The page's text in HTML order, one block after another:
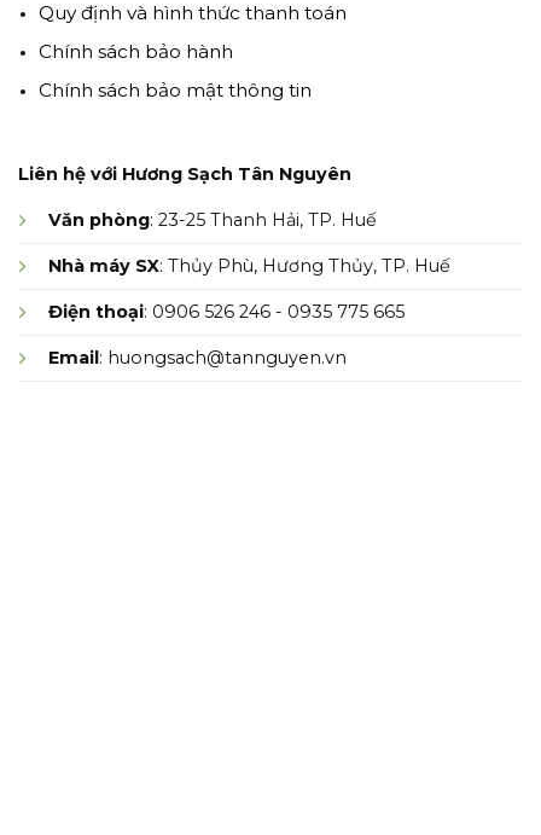
Quy định và hình thức thanh toán
Chính sách bảo hành
Chính sách bảo mật thông tin
Liên hệ với Hương Sạch Tân Nguyên
Văn phòng: 23-25 Thanh Hải, TP. Huế
Nhà máy SX: Thủy Phù, Hương Thủy, TP. Huế
Điện thoại: 0906 526 246 - 0935 775 665
Email: huongsach@tannguyen.vn